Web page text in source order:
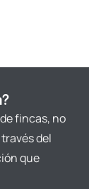
fincas, no
del
que